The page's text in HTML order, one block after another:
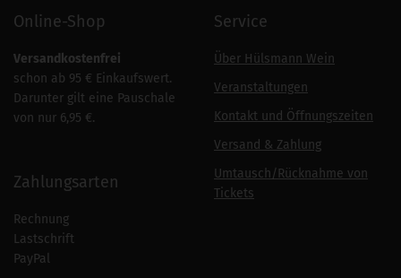
Online-Shop
Versandkostenfrei
schon ab 95 € Einkaufswert.
Darunter gilt eine Pauschale
von nur 6,95 €.
Zahlungsarten
Rechnung
Lastschrift
PayPal
Service
Über Hülsmann Wein
Veranstaltungen
Kontakt und Öffnungszeiten
Versand & Zahlung
Umtausch/Rücknahme von
Tickets